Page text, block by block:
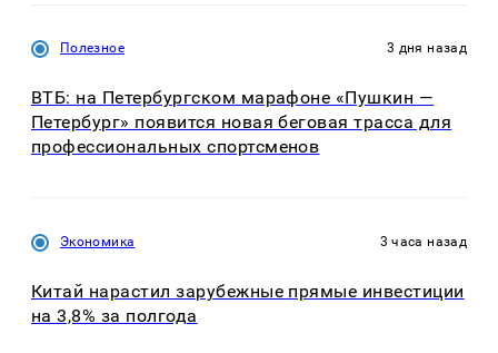
Полезное 3 дня назад
ВТБ: на Петербургском марафоне «Пушкин —
Петербург» появится новая беговая трасса для
профессиональных спортсменов
Экономика 3 часа назад
Китай нарастил зарубежные прямые инвестиции
на 3,8% за полгода